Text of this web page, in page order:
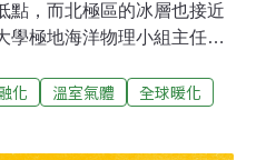
點，而北極區的冰層也接近
學極地海洋物理小組主任
升，以及釋放出更多溫室氣
年冬季的海冰生長速度減
化 溫室氣體
全球暖化